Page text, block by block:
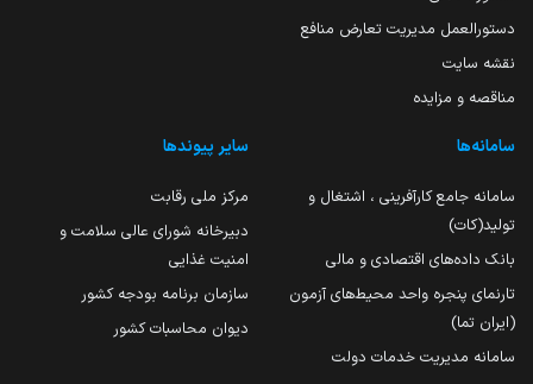
دستورالعمل مدیریت تعارض منافع
نقشه سایت
مناقصه و مزایده
سامانه‌ها
سامانه جامع کارآفرینی ، اشتغال و
تولید(کات)
بانک داده‌های اقتصادی و مالی
تارنمای پنجره واحد محیط‌های آزمون
(ایران تما)
سامانه مدیریت خدمات دولت
سایر پیوندها
مرکز ملی رقابت
دبیرخانه شورای عالی سلامت و
امنیت غذایی
سازمان برنامه بودجه کشور
دیوان محاسبات کشور